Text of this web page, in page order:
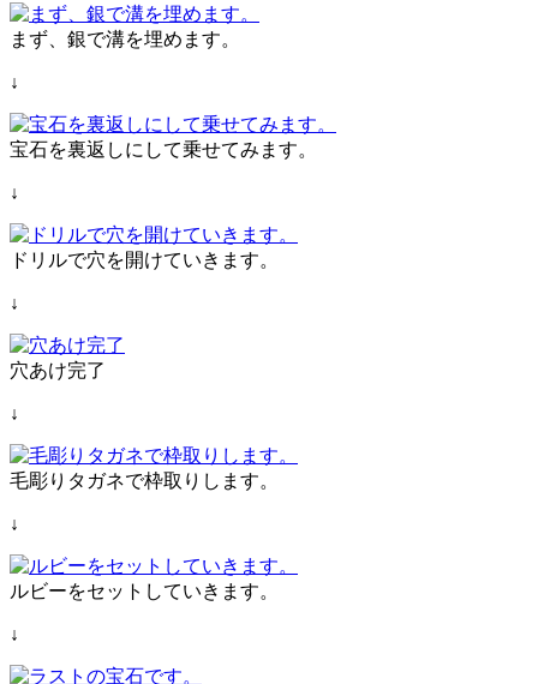
まず、銀で溝を埋めます。
↓
宝石を裏返しにして乗せてみます。
↓
ドリルで穴を開けていきます。
↓
穴あけ完了
↓
毛彫りタガネで枠取りします。
↓
ルビーをセットしていきます。
↓